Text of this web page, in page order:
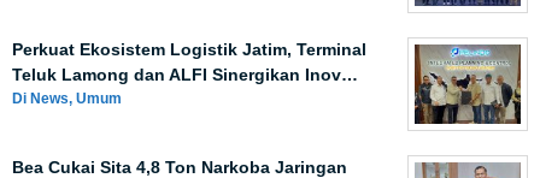
Perkuat Ekosistem Logistik Jatim, Terminal
Teluk Lamong dan ALFI Sinergikan Inov…
Di News, Umum
Bea Cukai Sita 4,8 Ton Narkoba Jaringan